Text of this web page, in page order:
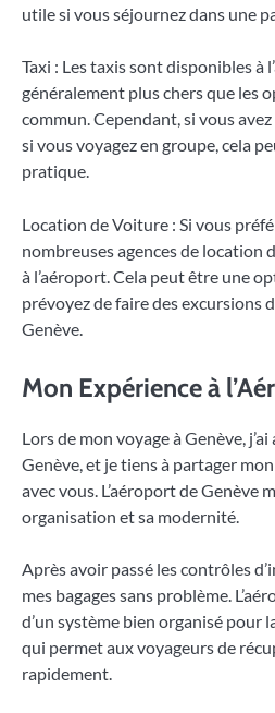
utile si vous séjournez dans une
Taxi : Les taxis sont disponibles à
généralement plus chers que les
commun. Cependant, si vous
si vous voyagez en groupe, cela
pratique.
Location de Voiture : Si vous
nombreuses agences de location
à l’aéroport. Cela peut être une
prévoyez de faire des excursions
Genève.
Mon Expérience à
Lors de mon voyage à Genève,
Genève, et je tiens à partager
avec vous. L’aéroport de Genève
organisation et sa modernité.
Après avoir passé les contrôles
mes bagages sans problème.
d’un système bien organisé pour
qui permet aux voyageurs de
rapidement.